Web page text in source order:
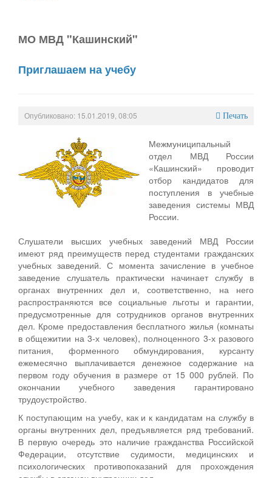
МО МВД "Кашинский"
Приглашаем на учебу
Опубликовано: 15.01.2019, 08:05 Печать
Межмуниципальный
отдел МВД России
«Кашинский» проводит
отбор кандидатов для
поступления в учебные
заведения системы МВД
России.
Слушатели высших учебных заведений МВД России
имеют ряд преимуществ перед студентами гражданских
учебных заведений. С момента зачисление в учебное
заведение слушатель практически начинает службу в
органах внутренних дел и, соответственно, на него
распространяются все социальные льготы и гарантии,
предусмотренные для сотрудников органов внутренних
дел. Кроме предоставления бесплатного жилья (комнаты
в общежитии на 3-х человек), полноценного 3-х разового
питания, форменного обмундирования, курсанту
ежемесячно выплачивается денежное содержание на
первом году обучения в размере от 15 000 рублей. По
окончании учебного заведения гарантировано
трудоустройство.
К поступающим на учебу, как и к кандидатам на службу в
органы внутренних дел, предъявляется ряд требований.
В первую очередь это наличие гражданства Российской
Федерации, отсутствие судимости, медицинских и
психологических противопоказаний для прохождения